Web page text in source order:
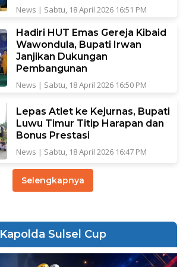
News | Sabtu, 18 April 2026 16:51 PM
Hadiri HUT Emas Gereja Kibaid
Wawondula, Bupati Irwan
Janjikan Dukungan
Pembangunan
News | Sabtu, 18 April 2026 16:50 PM
Lepas Atlet ke Kejurnas, Bupati
Luwu Timur Titip Harapan dan
Bonus Prestasi
News | Sabtu, 18 April 2026 16:47 PM
Selengkapnya
Kapolda Sulsel Cup